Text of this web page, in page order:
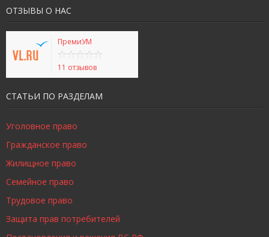
ОТЗЫВЫ О НАС
ПремиУМ
11 отзывов
СТАТЬИ ПО РАЗДЕЛАМ
Уголовное право
Гражданское право
Жилищное право
Семейное право
Трудовое право
Защита прав потребителей